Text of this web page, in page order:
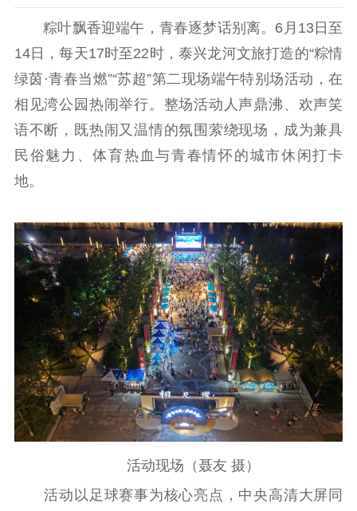
告
政策法规
工作动态
理论武装
理论学习 宣传宣讲 研究阐释
江苏文脉
资料下载
新闻宣传
主题宣传 对外宣传
新闻发布
记者之家
品牌栏目
文化文艺
精品生产 文化惠民
文化传承
文化交流
体制改革
文化产业
品牌活动
精神文明
粽叶飘香迎端午，青春逐梦话别离。6月13日至
14日，每天17时至22时，泰兴龙河文旅打造的“粽情
绿茵·青春当燃”“苏超”第二现场端午特别场活动，在
相见湾公园热闹举行。整场活动人声鼎沸、欢声笑
语不断，既热闹又温情的氛围萦绕现场，成为兼具
民俗魅力、体育热血与青春情怀的城市休闲打卡
地。
活动现场（聂友 摄）
活动以足球赛事为核心亮点，中央高清大屏同